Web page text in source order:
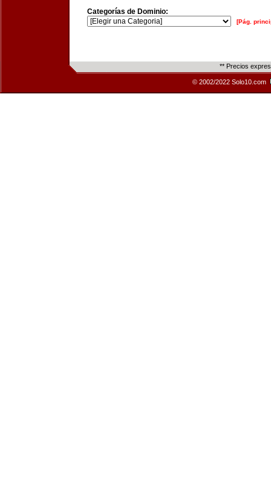
Categorías de Dominio:
[Pág.
** Precios
© 2002/2022 Solo10.com